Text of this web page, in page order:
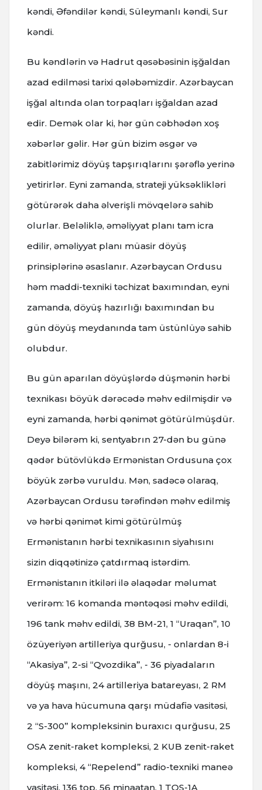
kəndi, Əfəndilər kəndi, Süleymanlı kəndi, Sur
kəndi.
Bu kəndlərin və Hadrut qəsəbəsinin işğaldan
azad edilməsi tarixi qələbəmizdir. Azərbaycan
işğal altında olan torpaqları işğaldan azad
edir. Demək olar ki, hər gün cəbhədən xoş
xəbərlər gəlir. Hər gün bizim əsgər və
zabitlərimiz döyüş tapşırıqlarını şərəflə yerinə
yetirirlər. Eyni zamanda, strateji yüksəklikləri
götürərək daha əlverişli mövqelərə sahib
olurlar. Beləliklə, əməliyyat planı tam icra
edilir, əməliyyat planı müasir döyüş
prinsiplərinə əsaslanır. Azərbaycan Ordusu
həm maddi-texniki təchizat baxımından, eyni
zamanda, döyüş hazırlığı baxımından bu
gün döyüş meydanında tam üstünlüyə sahib
olubdur.
Bu gün aparılan döyüşlərdə düşmənin hərbi
texnikası böyük dərəcədə məhv edilmişdir və
eyni zamanda, hərbi qənimət götürülmüşdür.
Deyə bilərəm ki, sentyabrın 27-dən bu günə
qədər bütövlükdə Ermənistan Ordusuna çox
böyük zərbə vuruldu. Mən, sadəcə olaraq,
Azərbaycan Ordusu tərəfindən məhv edilmiş
və hərbi qənimət kimi götürülmüş
Ermənistanın hərbi texnikasının siyahısını
sizin diqqətinizə çatdırmaq istərdim.
Ermənistanın itkiləri ilə əlaqədar məlumat
verirəm: 16 komanda məntəqəsi məhv edildi,
196 tank məhv edildi, 38 BM-21, 1 “Uraqan”, 10
özüyeriyən artilleriya qurğusu, - onlardan 8-i
“Akasiya”, 2-si “Qvozdika”, - 36 piyadaların
döyüş maşını, 24 artilleriya batareyası, 2 RM
və ya hava hücumuna qarşı müdafiə vasitəsi,
2 “S-300” kompleksinin buraxıcı qurğusu, 25
OSA zenit-raket kompleksi, 2 KUB zenit-raket
kompleksi, 4 “Repelend” radio-texniki maneə
vasitəsi, 136 top, 56 minaatan, 1 TOS-1A